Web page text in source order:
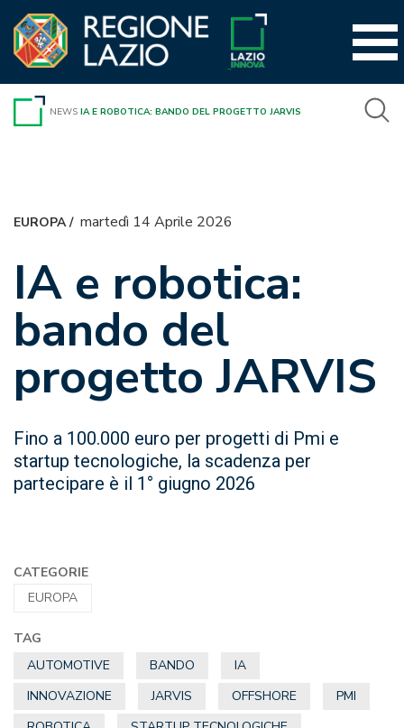
contenuto
NEWS IA E ROBOTICA: BANDO DEL PROGETTO JARVIS
EUROPA/ martedì 14 Aprile 2026
IA e robotica:
bando del
progetto JARVIS
Fino a 100.000 euro per progetti di Pmi e
startup tecnologiche, la scadenza per
partecipare è il 1° giugno 2026
CATEGORIE
EUROPA
TAG
AUTOMOTIVE
BANDO
IA
INNOVAZIONE
JARVIS OFFSHORE
PMI